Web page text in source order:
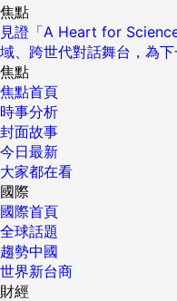
焦點
見證「A Heart for
域、跨世代對話舞台，為
焦點
焦點首頁
時事分析
封面故事
今日最新
大家都在看
國際
國際首頁
全球話題
趨勢中國
世界新台商
財經